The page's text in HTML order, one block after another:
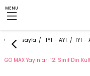
MENU
Anasayfa TYT - AYT TYT -
GO MAX Yayınları 12. Sınıf Din